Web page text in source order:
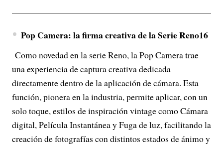
Pop Camera: la firma creativa de la Serie Reno16
Como novedad en la serie Reno, la Pop Camera trae
una experiencia de captura creativa dedicada
directamente dentro de la aplicación de cámara. Esta
función, pionera en la industria, permite aplicar, con un
solo toque, estilos de inspiración vintage como Cámara
digital, Película Instantánea y Fuga de luz, facilitando la
creación de fotografías con distintos estados de ánimo y